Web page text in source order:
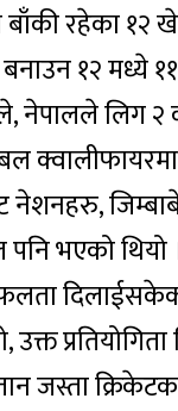
बाँकी रहेका १२
१२ मध्ये
नेपालले लिग २
नेशनहरु,
भएको थियो
जस्ता